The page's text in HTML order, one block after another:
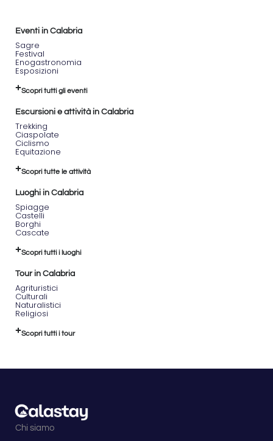
Eventi in Calabria
Sagre
Festival
Enogastronomia
Esposizioni
Scopri tutti gli eventi
Escursioni e attività in Calabria
Trekking
Ciaspolate
Ciclismo
Equitazione
Scopri tutte le attività
Luoghi in Calabria
Spiagge
Castelli
Borghi
Cascate
Scopri tutti i luoghi
Tour in Calabria
Agrituristici
Culturali
Naturalistici
Religiosi
Scopri tutti i tour
Chi siamo